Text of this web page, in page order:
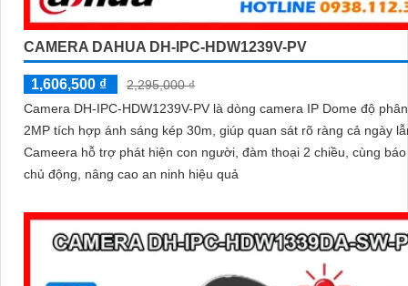
CAMERA DAHUA DH-IPC-HDW1239V-PV
1,606,500 ₫
2,295,000 ₫
Camera DH-IPC-HDW1239V-PV là dòng camera IP Dome độ
2MP tích hợp ánh sáng kép 30m, giúp quan sát rõ ràng cả ngày
Cameera hỗ trợ phát hiện con người, đàm thoại 2 chiều, cùng
chủ động, nâng cao an ninh hiệu quả